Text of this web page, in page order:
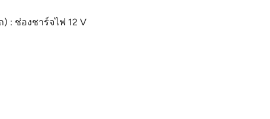
: ช่องชาร์จไฟ 12 V